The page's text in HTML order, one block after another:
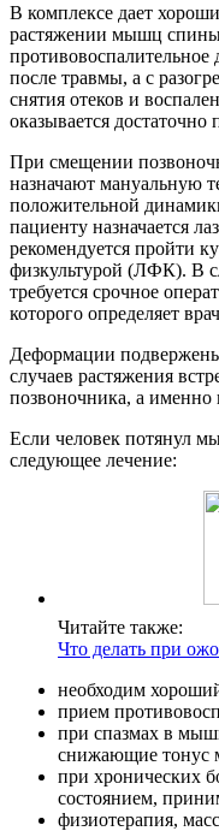
В комплексе дает
растяжении мышц
после травмы, а с
снятия отеков и
оказывается достаточно
При смещении
назначают мануальную
положительной
пациенту назначается
рекомендуется пройти
физкультурой (ЛФК). В
требуется срочное
которого определяет
Деформации
случаев растяжения
позвоночника, а именно
Если человек потянул
следующее лечение:
Читайте также:
Что делать при
необходим
прием
при спазмах в
снижающие тонус
при хронических
состоянием,
физиотерапия,